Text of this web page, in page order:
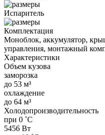
Испаритель
Комплектация
Моноблок, аккумулятор,
управления, монтажный
Характеристики
Объем кузова
заморозка
до 53 м³
охлаждение
до 64 м³
Холодопроизводительность
при 0 ˚С
5456 Вт